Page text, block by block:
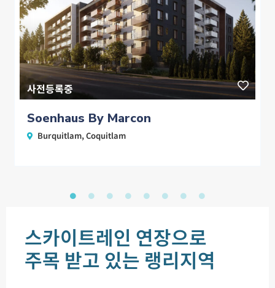
사전등록중
Soenhaus By Marcon
Burquitlam,Coquitlam
스카이트레인 연장으로
주목 받고 있는 랭리지역